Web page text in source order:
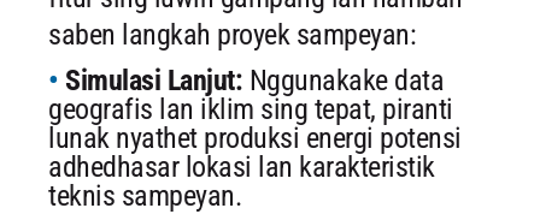
saben langkah proyek sampeyan:
Simulasi Lanjut: Nggunakake data
geografis lan iklim sing tepat, piranti
lunak nyathet produksi energi potensi
adhedhasar lokasi lan karakteristik
teknis sampeyan.